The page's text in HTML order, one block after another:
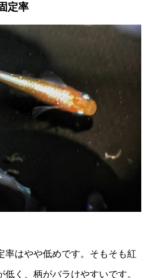
定率
率はやや低めです。そもそも紅
く、柄がバラけやすいです。